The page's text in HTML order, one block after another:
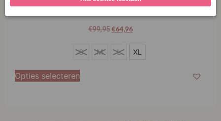
Green
€99,95€64,96
S M L XL
Opties selecteren